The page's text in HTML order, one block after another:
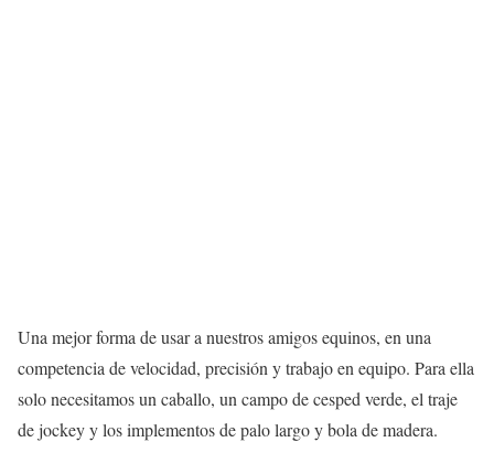
Una mejor forma de usar a nuestros amigos equinos, en una
competencia de velocidad, precisión y trabajo en equipo. Para ella
solo necesitamos un caballo, un campo de cesped verde, el traje
de jockey y los implementos de palo largo y bola de madera.